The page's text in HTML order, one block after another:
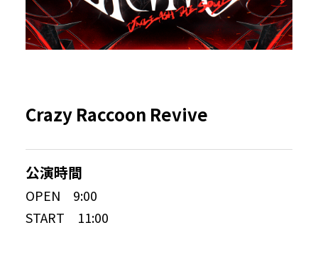
Crazy Raccoon Revive
公演時間
OPEN 9:00
START 11:00